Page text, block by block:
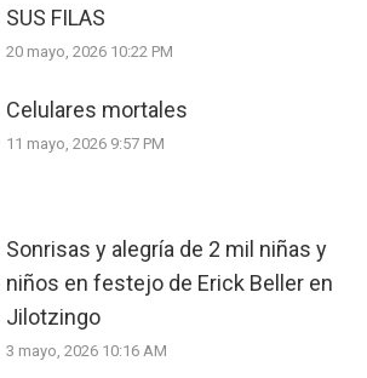
SUS FILAS
20 mayo, 2026 10:22 PM
Celulares mortales
11 mayo, 2026 9:57 PM
Sonrisas y alegría de 2 mil niñas y
niños en festejo de Erick Beller en
Jilotzingo
3 mayo, 2026 10:16 AM